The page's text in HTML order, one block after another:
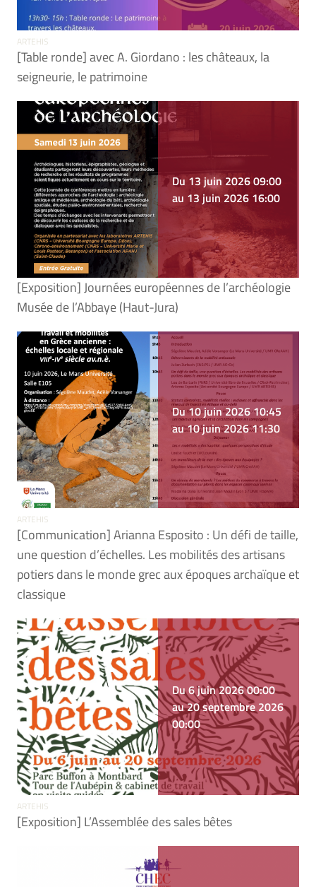
ARTEHIS
[Table ronde] avec A. Giordano : les châteaux, la
seigneurie, le patrimoine
Du 13 juin 2026 09:00
au 13 juin 2026 16:00
[Exposition] Journées européennes de l’archéologie
Musée de l’Abbaye (Haut-Jura)
Du 10 juin 2026 10:45
au 10 juin 2026 11:30
ARTEHIS
[Communication] Arianna Esposito : Un défi de taille,
une question d’échelles. Les mobilités des artisans
potiers dans le monde grec aux époques archaïque et
classique
Du 6 juin 2026 00:00
au 20 septembre 2026
00:00
ARTEHIS
[Exposition] L’Assemblée des sales bêtes